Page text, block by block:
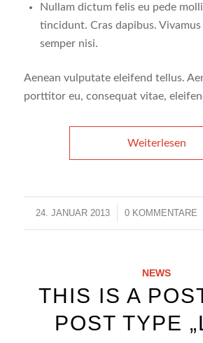
Nullam dictum felis eu pede
tincidunt. Cras dapibus.
semper nisi.
Aenean vulputate eleifend tellus.
porttitor eu, consequat vitae,
Weiterlesen
24. JANUAR 2013
/ 0 KOMMENTARE
/
NEWS
THIS IS A
POST TYPE